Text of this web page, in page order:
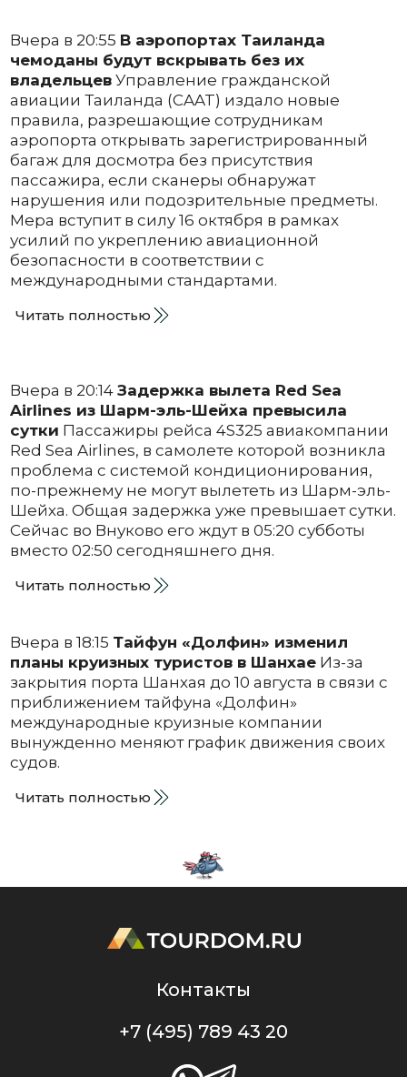
Вчера в 20:55 В аэропортах Таиланда
чемоданы будут вскрывать без их
владельцевУправление гражданской
авиации Таиланда (CAAT) издало новые
правила, разрешающие сотрудникам
аэропорта открывать зарегистрированный
багаж для досмотра без присутствия
пассажира, если сканеры обнаружат
нарушения или подозрительные предметы.
Мера вступит в силу 16 октября в рамках
усилий по укреплению авиационной
безопасности в соответствии с
международными стандартами.
Читать полностью
Вчера в 20:14 Задержка вылета Red Sea
Airlines из Шарм-эль-Шейха превысила
сутки Пассажиры рейса 4S325 авиакомпании
Red Sea Airlines, в самолете которой возникла
проблема с системой кондиционирования,
по-прежнему не могут вылететь из Шарм-эль-
Шейха. Общая задержка уже превышает сутки.
Сейчас во Внуково его ждут в 05:20 субботы
вместо 02:50 сегодняшнего дня.
Читать полностью
Вчера в 18:15 Тайфун «Долфин» изменил
планы круизных туристов в ШанхаеИз-за
закрытия порта Шанхая до 10 августа в связи с
приближением тайфуна «Долфин»
международные круизные компании
вынужденно меняют график движения своих
судов.
Читать полностью
Контакты
+7 (495) 789 43 20